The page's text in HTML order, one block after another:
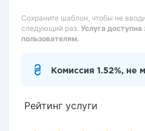
Сохраните шаблон, чтобы не
следующий раз. Услуга
пользователям.
Комиссия 1.52%, не
Рейтинг услуги